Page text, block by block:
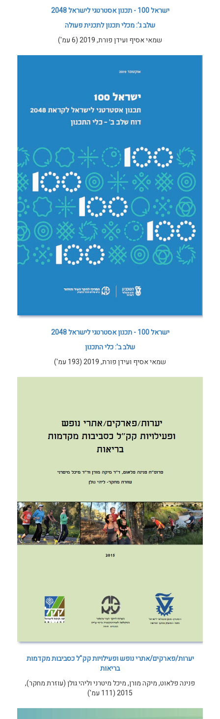
ישראל 100 - תכנון אסטרטגי לישראל 2048
שלב ג': מכלי תכנון לתכנית פעולה
שמאי אסיף ועידן פורת, 2019 (6 עמ')
ישראל 100 - תכנון אסטרטגי לישראל 2048
שלב ב': כלי התכנון
שמאי אסיף ועידן פורת, 2019 (193 עמ')
יערות/פארקים/אתרי נופש ופעילויות קק"ל כסביבות מקדמות
בריאות
פנינה פלאוט, מיקה מורן, מיכל מיטרני וליהי גולן (עוזרת מחקר),
2015 (111 עמ')